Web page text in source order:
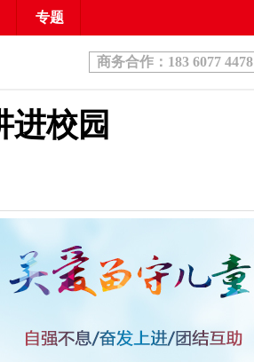
专题
商务合作：183 6077 4478
进校园